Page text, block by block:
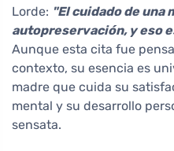
Lorde: "El cuidado de una
autopreservación, y eso
Aunque esta cita fue
contexto, su esencia es
madre que cuida su
mental y su desarrollo
sensata.